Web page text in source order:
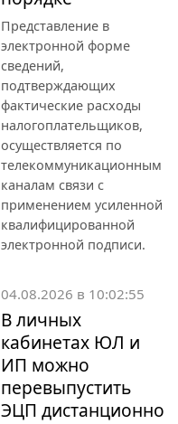
Представление в
электронной форме
сведений,
подтверждающих
фактические расходы
налогоплательщиков,
осуществляется по
телекоммуникационным
каналам связи с
применением усиленной
квалифицированной
электронной подписи.
04.08.2026 в 10:02:55
В личных
кабинетах ЮЛ и
ИП можно
перевыпустить
ЭЦП дистанционно